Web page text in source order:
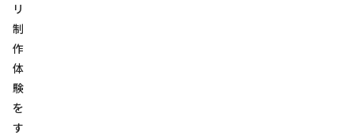
リ
制
作
体
験
を
す